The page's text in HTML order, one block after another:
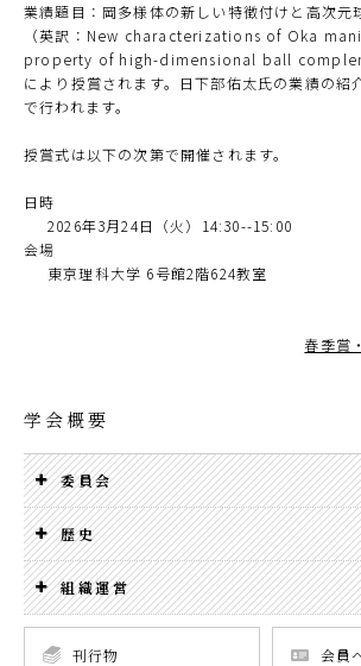
業績題目：岡多様体の新しい特徴付けと高次元
（英訳：New characterizations of Oka
property of high-dimensional ball
により授賞されます。日下部佑太氏の業績の紹
で行われます。
授賞式は以下の次第で開催されます。
日時
2026年3月24日（火）14:30--15:00
会場
東京理科大学 6号館2階624教室
春季賞
学会概要
委員会
歴史
組織運営
刊行物 会員